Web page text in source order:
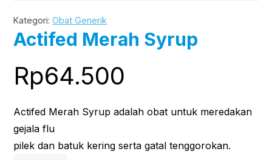
Kategori:Obat Generik
Actifed Merah Syrup
Rp64.500
Actifed Merah Syrup adalah obat untuk meredakan
gejala flu
pilek dan batuk kering serta gatal tenggorokan.